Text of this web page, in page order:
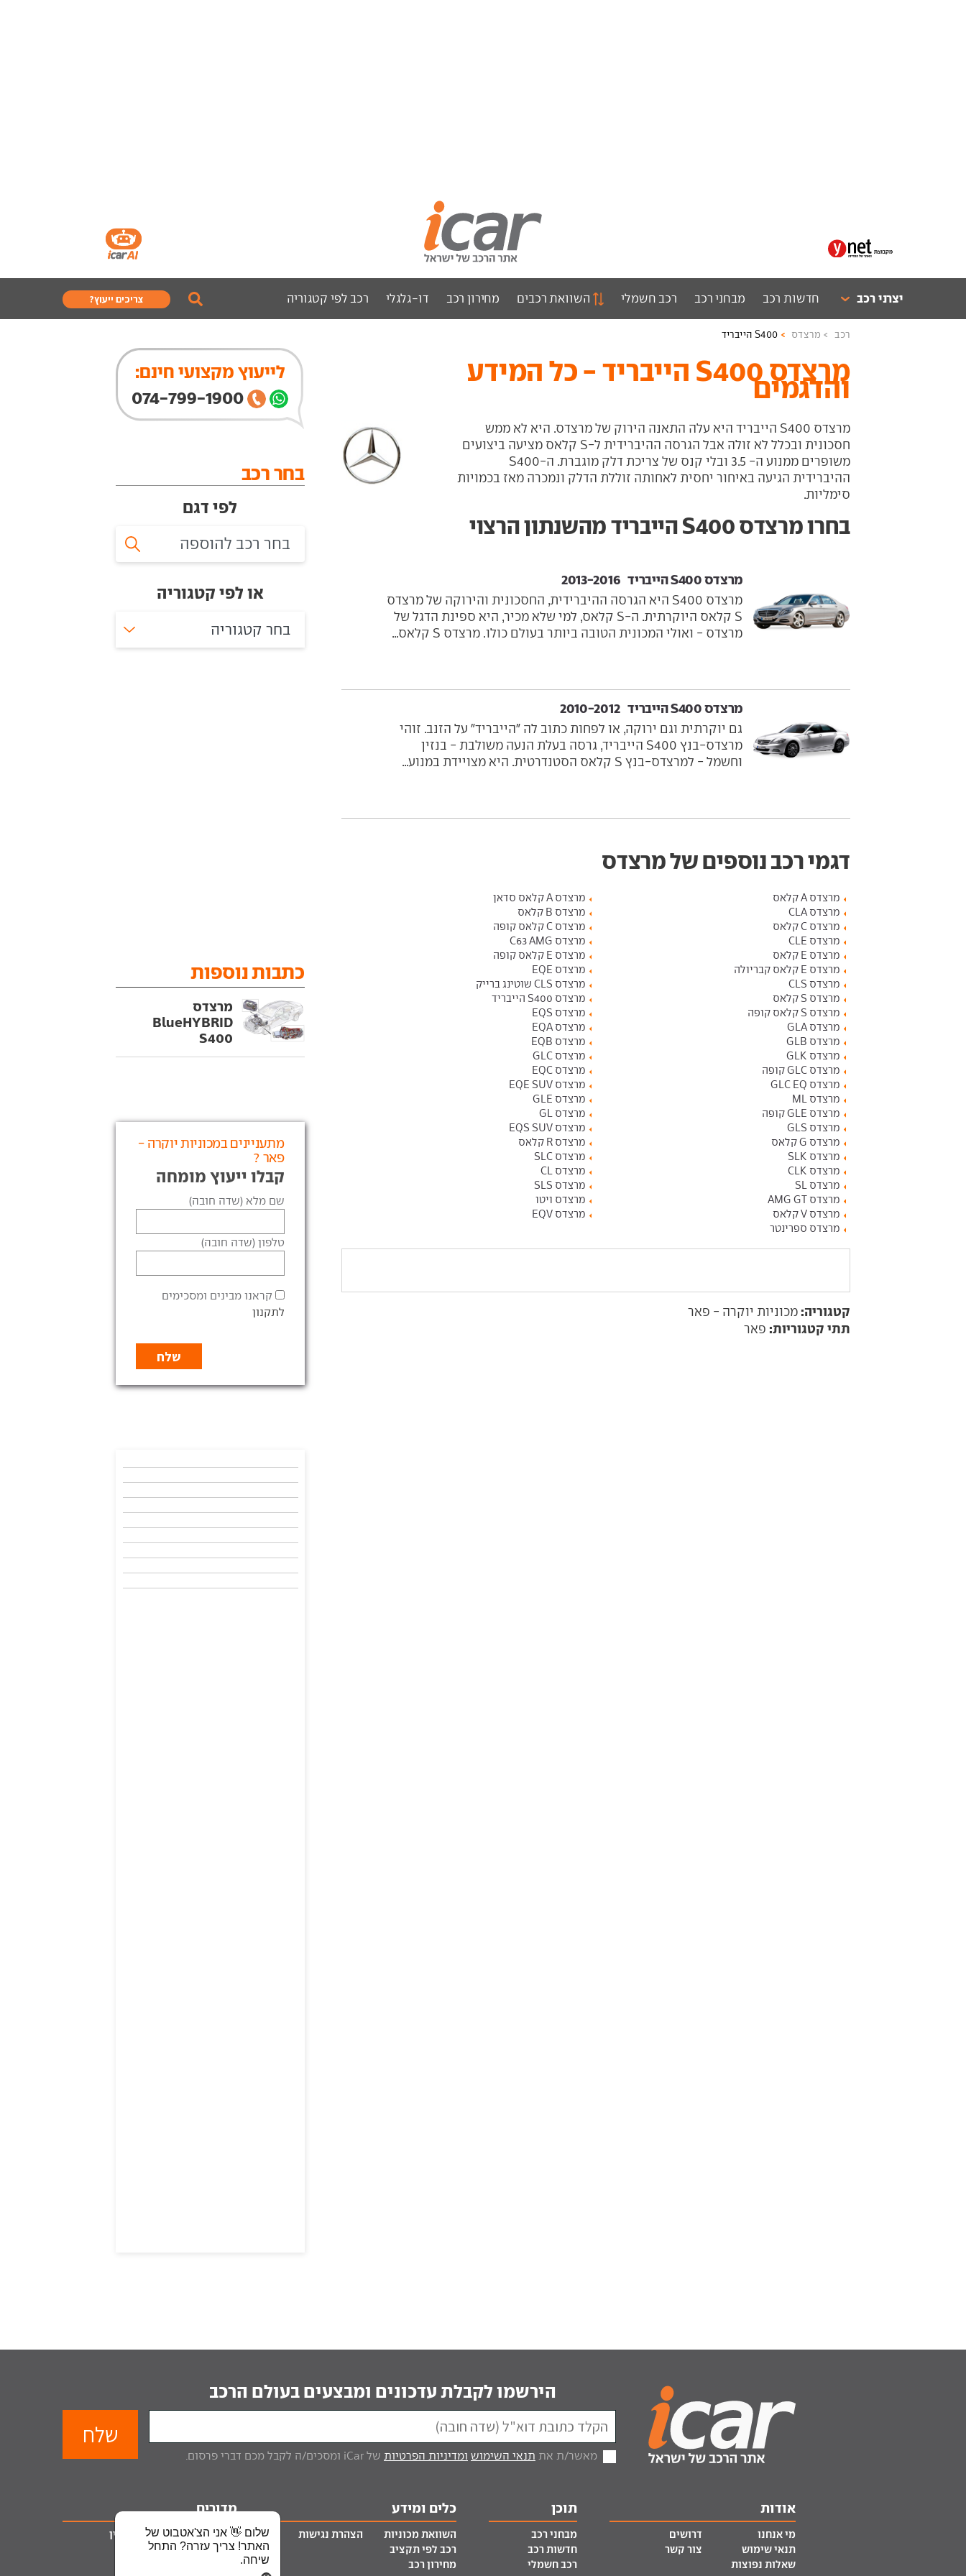
יצרני רכב חדשות רכב מבחני רכב רכב חשמלי השוואת רכבים מחירון רכב דו-גלגלי רכב לפי קטגוריה צריכים ייעוץ?
רכב מרצדס S400 הייבריד
מרצדס S400 הייבריד - כל המידע והדגמים
מרצדס S400 הייבריד היא עלה התאנה הירוק של מרצדס. היא לא ממש
חסכונית ובכלל לא זולה אבל הגרסה ההיברידית ל-S קלאס מציעה ביצועים
משופרים ממנוע ה- 3.5 ובלי קנס של צריכת דלק מוגברת. ה-S400
ההיברידית הגיעה באיחור יחסית לאחותה זוללת הדלק ונמכרה מאז בכמויות
סימליות.
בחרו מרצדס S400 הייבריד מהשנתון הרצוי
מרצדס S400 הייבריד ‏ 2013-2016
מרצדס S400 היא הגרסה ההיברידית, החסכונית והירוקה של מרצדס
S קלאס היוקרתית. ה-S קלאס, למי שלא מכיר, היא ספינת הדגל של
מרצדס - ואולי המכונית הטובה ביותר בעולם כולו. מרצדס S קלאס...
מרצדס S400 הייבריד ‏ 2010-2012
גם יוקרתית וגם ירוקה, או לפחות כתוב לה "הייבריד" על הזנב. זוהי
מרצדס-בנץ S400 הייבריד, גרסה בעלת הנעה משולבת - בנזין
וחשמל - למרצדס-בנץ S קלאס הסטנדרטית. היא מצויידת במנוע...
דגמי רכב נוספים של מרצדס
מרצדס A קלאס
מרצדס A קלאס סדאן
מרצדס CLA
מרצדס B קלאס
מרצדס C קלאס
מרצדס C קלאס קופה
מרצדס CLE
מרצדס C63 AMG
מרצדס E קלאס
מרצדס E קלאס קופה
מרצדס E קלאס קבריולה
מרצדס EQE
מרצדס CLS
מרצדס CLS שוטינג ברייק
מרצדס S קלאס
מרצדס S400 הייבריד
מרצדס S קלאס קופה
מרצדס EQS
מרצדס GLA
מרצדס EQA
מרצדס GLB
מרצדס EQB
מרצדס GLK
מרצדס GLC
מרצדס GLC קופה
מרצדס EQC
מרצדס GLC EQ
מרצדס EQE SUV
מרצדס ML
מרצדס GLE
מרצדס GLE קופה
מרצדס GL
מרצדס GLS
מרצדס EQS SUV
מרצדס G קלאס
מרצדס R קלאס
מרצדס SLK
מרצדס SLC
מרצדס CLK
מרצדס CL
מרצדס SL
מרצדס SLS
מרצדס AMG GT
מרצדס ויטו
מרצדס V קלאס
מרצדס EQV
מרצדס ספרינטר
קטגוריה: מכוניות יוקרה - פאר
תתי קטגוריות: פאר
לייעוץ מקצועי חינם:
074-799-1900
בחר רכב
לפי דגם
או לפי קטגוריה
בחר קטגוריה
כתבות נוספות
מרצדס
BlueHYBRID
S400
מתעניינים במכוניות יוקרה -
פאר ?
קבלו ייעוץ מומחה
שם מלא (שדה חובה)
טלפון (שדה חובה)
קראנו מבינים ומסכימים
לתקנון
הירשמו לקבלת עדכונים ומבצעים בעולם הרכב
מאשר/ת את תנאי השימוש ומדיניות הפרטיות של iCar ומסכים/ה לקבל מכם דברי פרסום.
אודות
מי אנחנו
תנאי שימוש
שאלות נפוצות
דרושים
צור קשר
תוכן
מבחני רכב
חדשות רכב
רכב חשמלי
כלים ומידע
השוואת מכוניות
רכב לפי תקציב
מחירון רכב
הצהרת נגישות
מדורים
ליסינג
מימון לרכב
טרייד איןשלום 👋 אני הצ'אטבוט של
האתר! צריך עזרה? התחל
שיחה.